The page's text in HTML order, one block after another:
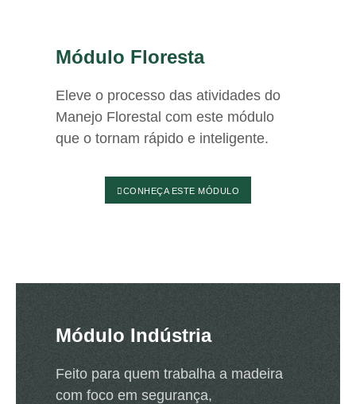
Módulo Floresta
Eleve o processo das atividades do
Manejo Florestal com este módulo
que o tornam rápido e inteligente.
CONHEÇA ESTE MÓDULO
Módulo Indústria
Feito para quem trabalha a madeira
com foco em segurança,